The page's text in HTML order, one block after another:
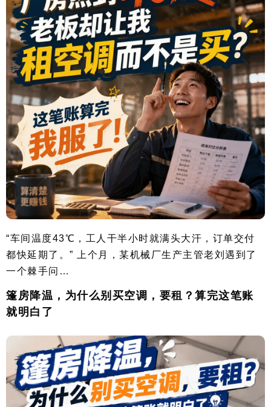
“车间温度43℃，工人干半小时就满头大汗，订单交付
都快延期了。” 上个月，某机械厂生产主管老刘遇到了
一个棘手问…
篷房降温，为什么别买空调，要租？算完这笔账
就明白了